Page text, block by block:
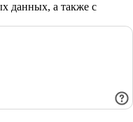
данных, а также с